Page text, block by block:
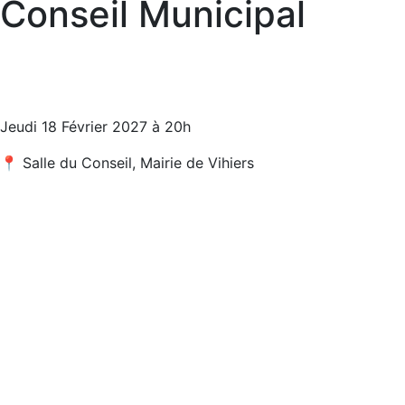
Conseil Municipal
Jeudi 18 Février 2027 à 20h
📍 Salle du Conseil, Mairie de Vihiers